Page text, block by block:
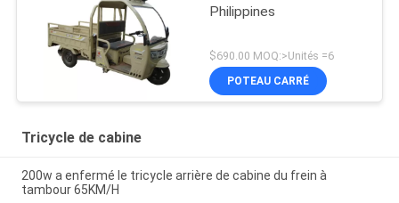
Philippines
$690.00 MOQ:>Unités =6
POTEAU CARRÉ
Tricycle de cabine
200w a enfermé le tricycle arrière de cabine du frein à
tambour 65KM/H